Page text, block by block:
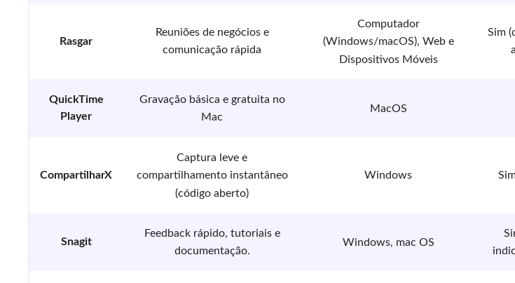
Rasgar
Reuniões de negócios e
comunicação rápida
Computador
(Windows/macOS), Web e
Dispositivos Móveis
Sim
QuickTime
Player
Gravação básica e gratuita no
Mac
MacOS
CompartilharX
Captura leve e
compartilhamento instantâneo
(código aberto)
Windows
Snagit
Feedback rápido, tutoriais e
documentação.
Windows, mac OS